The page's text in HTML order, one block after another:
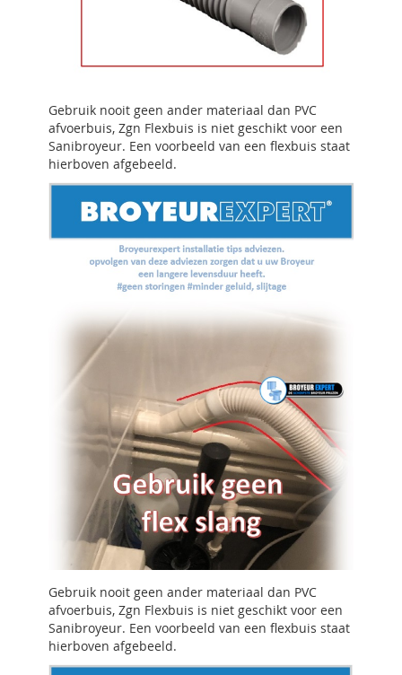
Gebruik nooit geen ander materiaal dan PVC
afvoerbuis, Zgn Flexbuis is niet geschikt voor een
Sanibroyeur. Een voorbeeld van een flexbuis staat
hierboven afgebeeld.
Gebruik nooit geen ander materiaal dan PVC
afvoerbuis, Zgn Flexbuis is niet geschikt voor een
Sanibroyeur. Een voorbeeld van een flexbuis staat
hierboven afgebeeld.